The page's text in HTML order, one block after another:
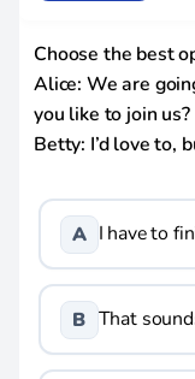
Choose the best
Alice: We are
you like to join us?
Betty: I’d love to,
A I have to
B That